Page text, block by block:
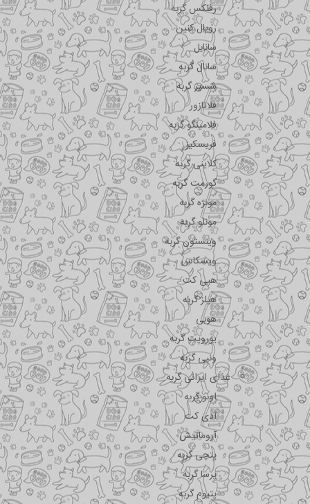
رفلکس گربه
رویال کنین
سانابل
سانال گربه
شسیر گربه
فلاتازور
فلامینگو گربه
فریسکیز
کلاینی گربه
گورمت گربه
مونژه گربه
مونلو گربه
وینستون گربه
ویسکاس
هپی کت
هیلز گربه
هوبی
یوروپت گربه
ونپی گربه
غذای ایرانی گربه
اونو گربه
آدی کت
آروماتیش
پتچی گربه
پرسا گربه
پتیوم گربه